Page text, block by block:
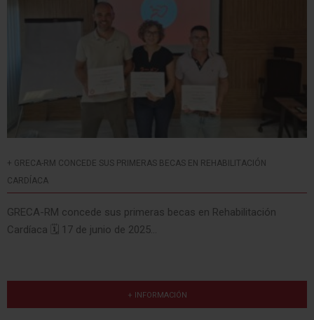
+ GRECA-RM CONCEDE SUS PRIMERAS BECAS EN REHABILITACIÓN
CARDÍACA
GRECA-RM concede sus primeras becas en Rehabilitación
Cardíaca 🗓️ 17 de junio de 2025...
+ INFORMACIÓN